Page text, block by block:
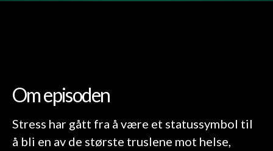
Om episoden
Stress har gått fra å være et statussymbol til
å bli en av de største truslene mot helse,